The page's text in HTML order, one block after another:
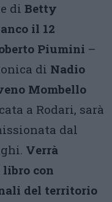
di Betty
il 12
Piumini –
di Nadio
Mombello
a Rodari, sarà
dal
Verrà
libro con
del territorio